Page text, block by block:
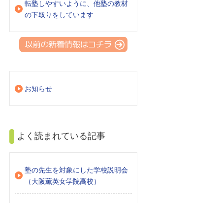
転塾しやすいように、他塾の教材
の下取りをしています
お知らせ
よく読まれている記事
塾の先生を対象にした学校説明会
（大阪薫英女学院高校）